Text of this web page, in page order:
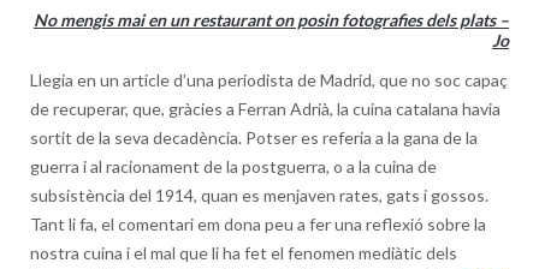
No mengis mai en un restaurant on posin fotografies dels plats –
Jo
Llegia en un article d’una periodista de Madrid, que no soc capaç
de recuperar, que, gràcies a Ferran Adrià, la cuina catalana havia
sortit de la seva decadència. Potser es referia a la gana de la
guerra i al racionament de la postguerra, o a la cuina de
subsistència del 1914, quan es menjaven rates, gats i gossos.
Tant li fa, el comentari em dona peu a fer una reflexió sobre la
nostra cuina i el mal que li ha fet el fenomen mediàtic dels